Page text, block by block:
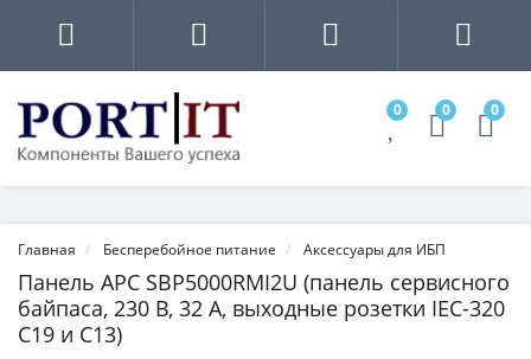
0 0 0
Главная Бесперебойное питание Аксессуары для ИБП
Панель APC SBP5000RMI2U (панель сервисного
байпаса, 230 В, 32 А, выходные розетки IEC-320
C19 и C13)